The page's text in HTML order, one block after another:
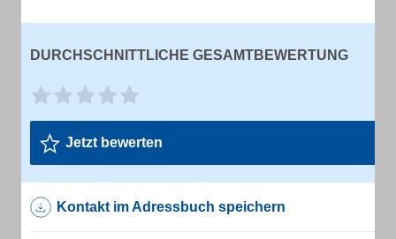
DURCHSCHNITTLICHE GESAMTBEWERTUNG
Jetzt bewerten
Kontakt im Adressbuch speichern